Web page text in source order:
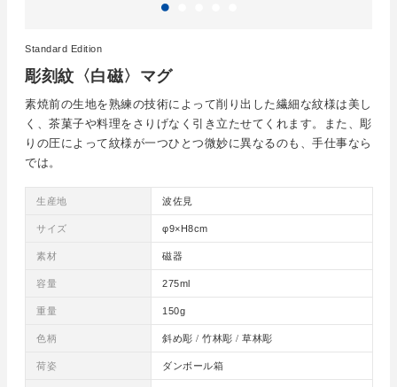
彫刻紋〈白磁〉マグ
Standard Edition
素焼前の生地を熟練の技術によって削り出した繊細な紋様は美し
く、茶菓子や料理をさりげなく引き立たせてくれます。また、彫
りの圧によって紋様が一つひとつ微妙に異なるのも、手仕事なら
では。
生産地 波佐見
サイズ φ9×H8cm
素材 磁器
容量 275ml
重量 150g
色柄 斜め彫 / 竹林彫 / 草林彫
荷姿 ダンボール箱